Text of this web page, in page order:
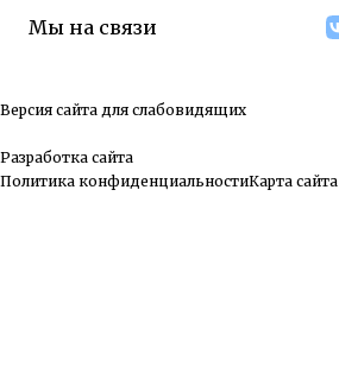
Мы на связи
Версия сайта для слабовидящих
Разработка сайта
Политика конфиденциальностиКарта сайта